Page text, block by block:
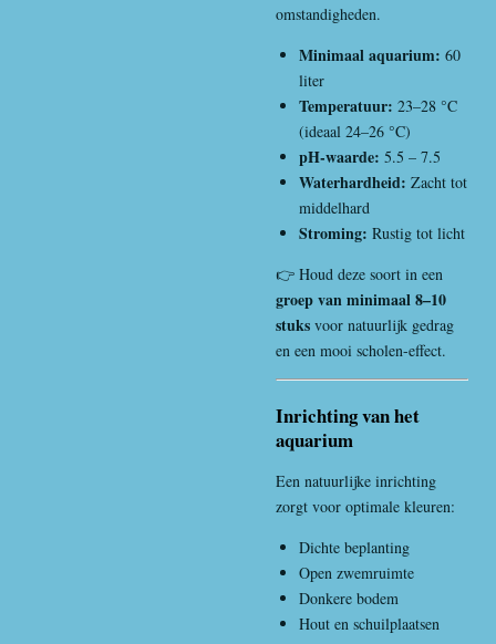
omstandigheden.
Minimaal aquarium: 60
liter
Temperatuur: 23–28 °C
(ideaal 24–26 °C)
pH-waarde: 5.5 – 7.5
Waterhardheid: Zacht tot
middelhard
Stroming: Rustig tot licht
👉 Houd deze soort in een
groep van minimaal 8–10
stuks voor natuurlijk gedrag
en een mooi scholen-effect.
Inrichting van het
aquarium
Een natuurlijke inrichting
zorgt voor optimale kleuren:
Dichte beplanting
Open zwemruimte
Donkere bodem
Hout en schuilplaatsen